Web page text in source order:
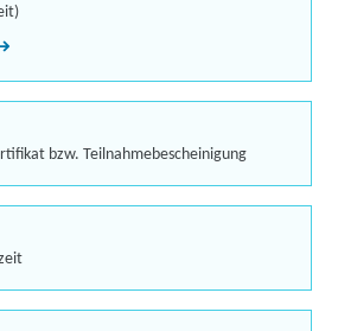
bzw. Teilnahmebescheinigung